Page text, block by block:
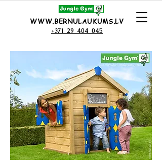
WWW.BERNULAUKUMS.LV
+371 29 404 045